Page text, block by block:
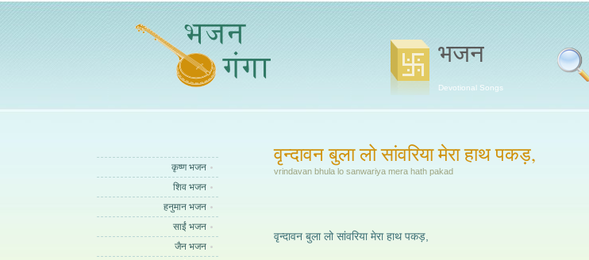
भजन
Devotional Songs
कृष्ण भजन
शिव भजन
हनुमान भजन
साईं भजन
जैन भजन
वृन्दावन बुला लो सांवरिया मेरा हाथ पकड़,
vrindavan bhula lo sanwariya mera hath pakad
वृन्दावन बुला लो सांवरिया मेरा हाथ पकड़,